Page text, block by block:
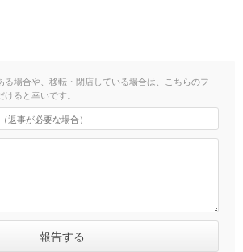
る場合や、移転・閉店している場合は、こちらのフ
ると幸いです。